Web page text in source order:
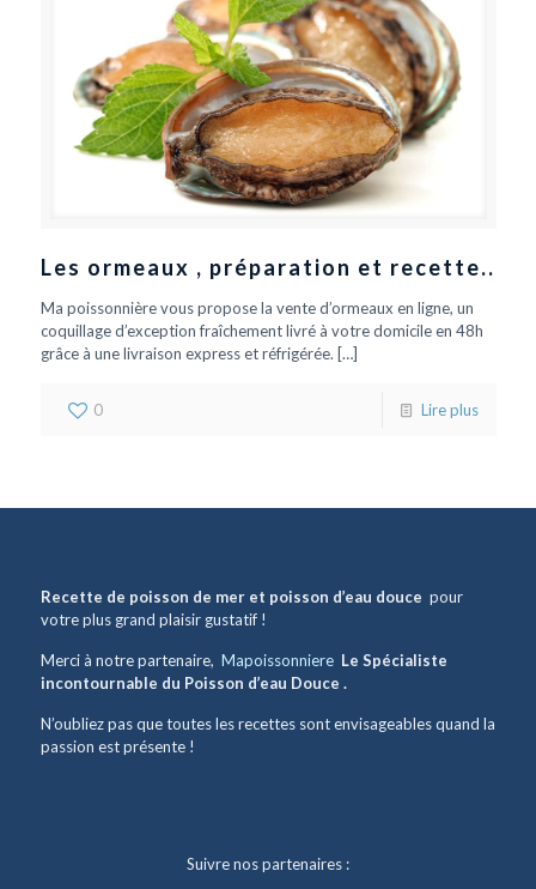
Les ormeaux , préparation et recette..
Ma poissonnière vous propose la vente d’ormeaux en ligne, un
coquillage d’exception fraîchement livré à votre domicile en 48h
grâce à une livraison express et réfrigérée. […]
0 Lire plus
Recette de poisson de mer et poisson d’eau douce pour
votre plus grand plaisir gustatif !
Merci à notre partenaire, Mapoissonniere Le Spécialiste
incontournable du Poisson d’eau Douce .
N’oubliez pas que toutes les recettes sont envisageables quand la
passion est présente !
Suivre nos partenaires :